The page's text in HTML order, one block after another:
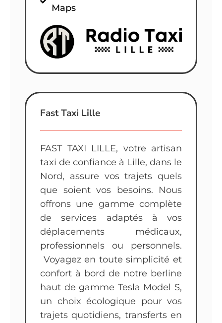
Maps
Fast Taxi Lille
FAST TAXI LILLE, votre artisan
taxi de confiance à Lille, dans le
Nord, assure vos trajets quels
que soient vos besoins. Nous
offrons une gamme complète
de services adaptés à vos
déplacements médicaux,
professionnels ou personnels.
Voyagez en toute simplicité et
confort à bord de notre berline
haut de gamme Tesla Model S,
un choix écologique pour vos
trajets quotidiens, transferts en